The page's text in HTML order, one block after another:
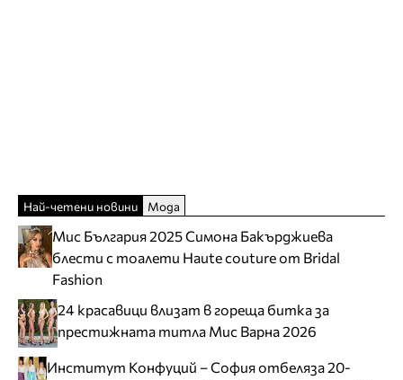
Най-четени новини Мода
Мис България 2025 Симона Бакърджиева
блести с тоалети Haute couture от Bridal
Fashion
24 красавици влизат в гореща битка за
престижната титла Мис Варна 2026
Институт Конфуций – София отбеляза 20-